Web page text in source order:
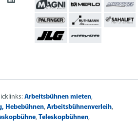
Arbeitsbühnen mieten,
Hebebühnen, Arbeitsbühnenverleih,
, Teleskopbühnen,